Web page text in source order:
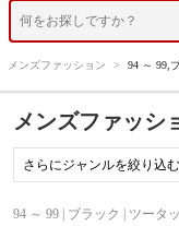
メンズファッション > 94 ～ 99,
メンズファッシ
94 ～ 99 | ブラック | ツータ